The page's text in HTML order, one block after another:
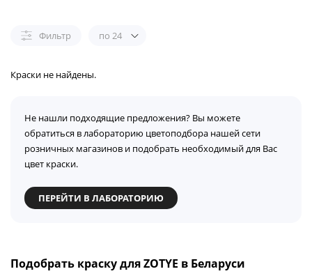
Фильтр по 24
Краски не найдены.
Не нашли подходящие предложения? Вы можете
обратиться в лабораторию цветоподбора нашей сети
розничных магазинов и подобрать необходимый для Вас
цвет краски.
ПЕРЕЙТИ В ЛАБОРАТОРИЮ
Подобрать краску для ZOTYE в Беларуси